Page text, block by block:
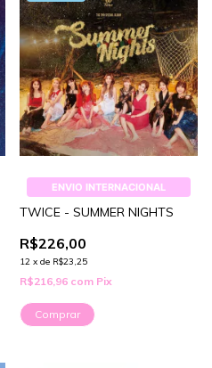
ENVIO INTERNACIONAL
TWICE - SUMMER NIGHTS
R$226,00
12 x de R$23,25
R$216,96 com Pix
Comprar